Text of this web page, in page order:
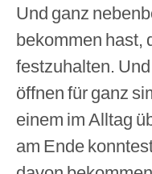
Und ganz
bekommen hast,
festzuhalten.
öffnen für ganz
einem im Alltag
am Ende